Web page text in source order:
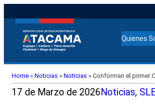
Quienes
Home » Noticias » Noticias » Conforman el primer
17 de Marzo de 2026Noticias,